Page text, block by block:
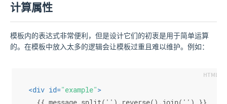
计算属性
模板内的表达式非常便利，但是设计它们的初衷是用于简单运算
的。在模板中放入太多的逻辑会让模板过重且难以维护。例如：
<div id="example">